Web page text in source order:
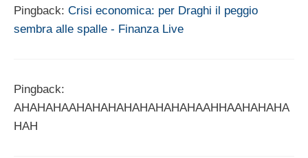
Pingback: Crisi economica: per Draghi il peggio
sembra alle spalle - Finanza Live
Pingback:
AHAHAHAAHAHAHAHAHAHAHAHAAHHAAHAHAHA
HAH